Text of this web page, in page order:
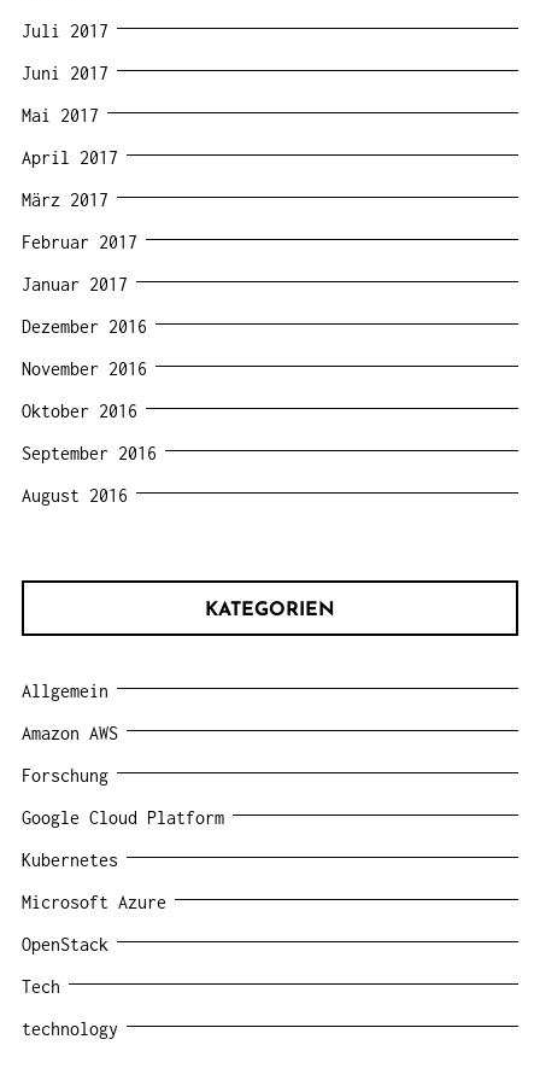
Juli 2017
Juni 2017
Mai 2017
April 2017
März 2017
Februar 2017
Januar 2017
Dezember 2016
November 2016
Oktober 2016
September 2016
August 2016
KATEGORIEN
Allgemein
Amazon AWS
Forschung
Google Cloud Platform
Kubernetes
Microsoft Azure
OpenStack
Tech
technology